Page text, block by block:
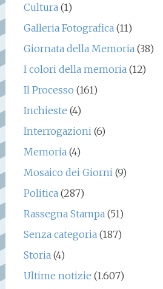
Cultura (1)
Galleria Fotografica (11)
Giornata della Memoria (38)
I colori della memoria (12)
Il Processo (161)
Inchieste (4)
Interrogazioni (6)
Memoria (4)
Mosaico dei Giorni (9)
Politica (287)
Rassegna Stampa (51)
Senza categoria (187)
Storia (4)
Ultime notizie (1.607)